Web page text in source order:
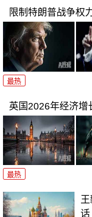
限制特朗普战争权
最热
英国2026年经济增
最热
话